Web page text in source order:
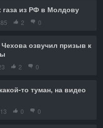
газа из РФ в Молдову
2 0
Чехова озвучил призыв к
2 0
то туман, на видео
0 0